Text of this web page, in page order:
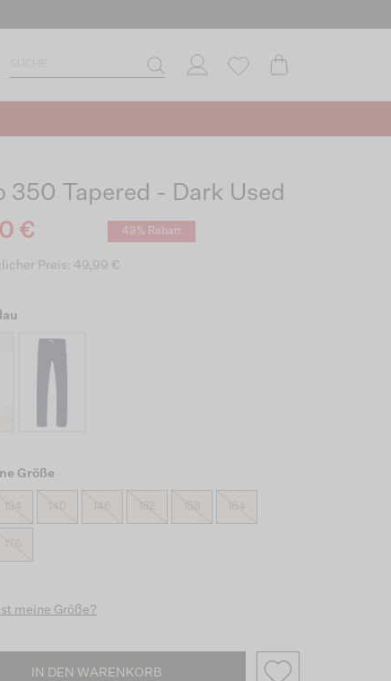
350 Tapered - Dark Used
€
49% Rabatt
Preis: 49,99 €
Größe
140 146 164
meine Größe?
IN DEN WARENKORB